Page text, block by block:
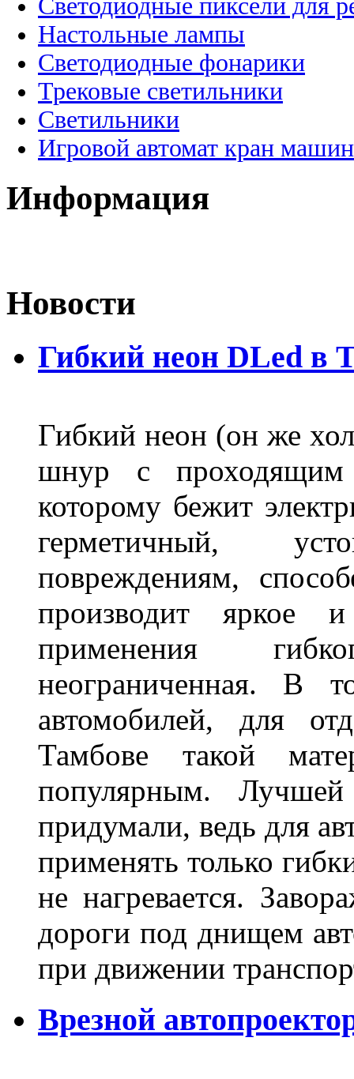
Светодиодные пиксели для
Настольные лампы
Светодиодные фонарики
Трековые светильники
Светильники
Игровой автомат кран
Информация
Новости
Гибкий неон DLed в
Гибкий неон (он же
шнур с
которому бежит
герметичный,
повреждениям,
производит яркое
применения
неограниченная.
автомобилей, для
Тамбове такой
популярным.
придумали, ведь для
применять только
не нагревается.
дороги под днищем
при движении
Врезной